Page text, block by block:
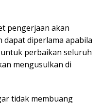
pengerjaan akan
dapat diperlama apabila
perbaikan seluruh
mengusulkan di
tidak membuang